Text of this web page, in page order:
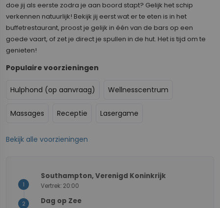
doe jij als eerste zodra je aan boord stapt? Gelijk het schip
verkennen natuurlijk! Bekijk jij eerst wat er te eten is in het
buffetrestaurant, proost je gelijk in één van de bars op een
goede vaart, of zet je direct je spullen in de hut. Het is tijd om te
genieten!
Populaire voorzieningen
Hulphond (op aanvraag) Wellnesscentrum
Massages Receptie Lasergame
Bekijk alle voorzieningen
+
−
1
Southampton, Verenigd Koninkrijk
Vertrek: 20:00
2 Dag op Zee